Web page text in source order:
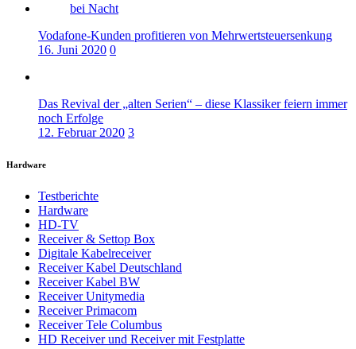
Vodafone-Kunden profitieren von Mehrwertsteuersenkung
16. Juni 2020 0
Das Revival der „alten Serien“ – diese Klassiker feiern immer
noch Erfolge
12. Februar 2020 3
Hardware
Testberichte
Hardware
HD-TV
Receiver & Settop Box
Digitale Kabelreceiver
Receiver Kabel Deutschland
Receiver Kabel BW
Receiver Unitymedia
Receiver Primacom
Receiver Tele Columbus
HD Receiver und Receiver mit Festplatte